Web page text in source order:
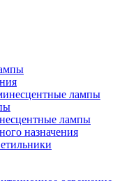
лампы
лампы
назначения